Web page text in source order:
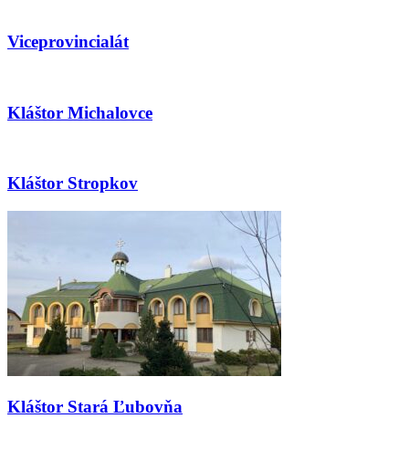
Viceprovincialát
Kláštor Michalovce
Kláštor Stropkov
Kláštor Stará Ľubovňa